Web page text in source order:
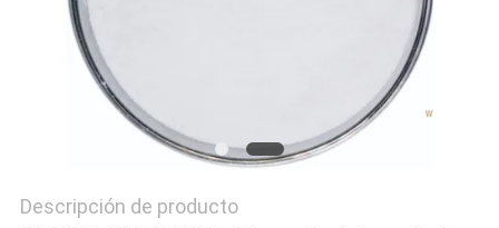
Descripción de producto